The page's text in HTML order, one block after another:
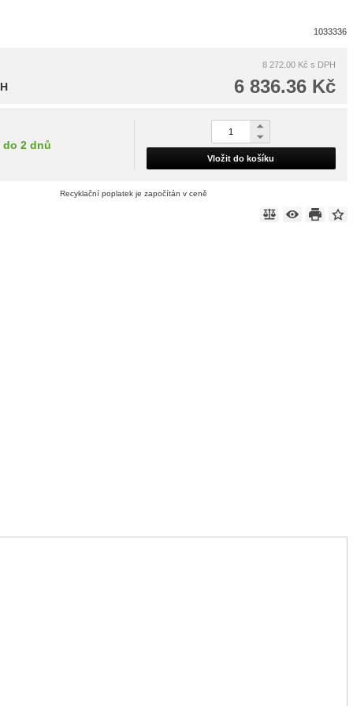
1033336
8 272.00 Kč s DPH
6 836.36 Kč
do 2 dnů
Vložit do košíku
Recyklační poplatek je započítán v ceně